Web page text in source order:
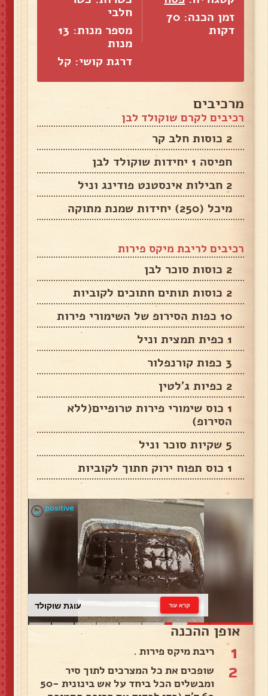
זמן הכנה: 70
דקות
חלבי
מספר מנות: 13
מנות
דרגת קושי: קל
מרכיבים
רכיבים לקרם שוקולד לבן
2 כוסות חלב קר
חפיסה 1 יחידות שוקולד לבן
2 חבילות אינסטנט פודינג וניל
מיכל (250) יחידות שמנת מתוקה
רכיבים לריבת מיקס פירות
2 כוסות סוכר לבן
2 כוסות תותים חתוכים לקוביות
10 כפות הסירופ של השימורי פירות
1 כפית תמצית וניל
3 כפות קורנפלור
2 כפיות ג'לטין
1 כוס שימורי פירות טרופיים(ללא
הסירופ)
5 שקיות סוכר וניל
1 כוס תפוח ירוק חתוך לקוביות
עוגת שוקולד קרא עוד
אופן ההכנה
1 ריבת מיקס פירות .
2
שופכים את כל המצרכים לתוך סיר
ומבשלים הכל ביחד על אש בינונית 50-